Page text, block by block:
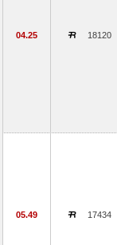
04.25 18120
05.49 17434